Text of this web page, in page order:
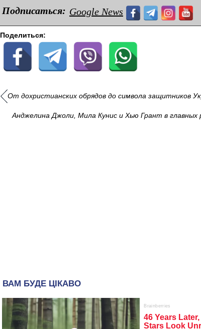
Подписаться: Google News
Поделиться:
От дохристианских обрядов до символа защитников
Анджелина Джоли, Мила Кунис и Хью Грант в